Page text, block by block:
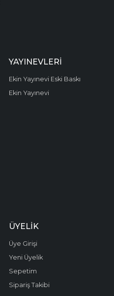
YAYINEVLERI
Ekin Yayınevi Eski Baskı
Ekin Yayınevi
ÜYELIK
Üye Girişi
Yeni Üyelik
Sepetim
Sipariş Takibi